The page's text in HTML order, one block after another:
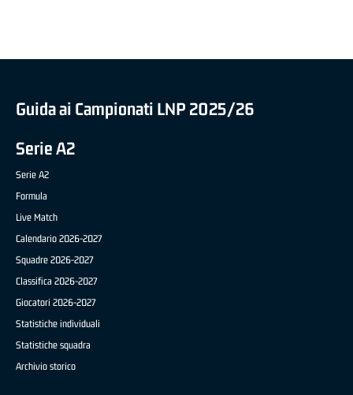
Guida ai Campionati LNP 2025/26
Serie A2
Serie A2
Formula
Live Match
Calendario 2026-2027
Squadre 2026-2027
Classifica 2026-2027
Giocatori 2026-2027
Statistiche individuali
Statistiche squadra
Archivio storico